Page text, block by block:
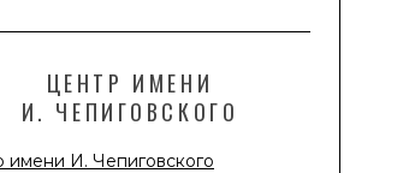
ЦЕНТР ИМЕНИ
И. ЧЕПИГОВСКОГО
имени И. Чепиговского